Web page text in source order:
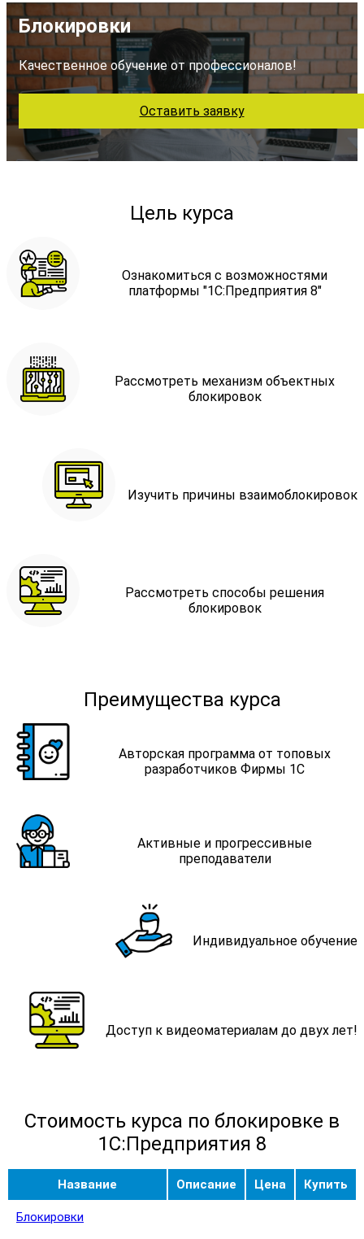
Блокировки
Качественное обучение от профессионалов!
Оставить заявку
Цель курса
Ознакомиться с возможностями
платформы "1С:Предприятия 8"
Рассмотреть механизм объектных
блокировок
Изучить причины взаимоблокировок
Рассмотреть способы решения
блокировок
Преимущества курса
Авторская программа от топовых
разработчиков Фирмы 1С
Активные и прогрессивные
преподаватели
Индивидуальное обучение
Доступ к видеоматериалам до двух лет!
Стоимость курса по блокировке в
1С:Предприятия 8
Название Описание Цена Купить
Блокировки